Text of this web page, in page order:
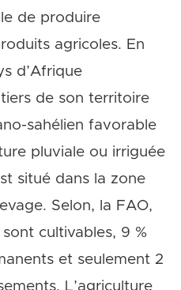
de produire
agricoles. En
d’Afrique
de son territoire
sahélien favorable
pluviale ou irriguée
situé dans la zone
Selon, la FAO,
cultivables, 9 %
et seulement 2
L’agriculture